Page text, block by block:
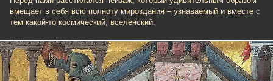
вмещает в себя всю полноту мироздания – узнаваемый и вместе с
тем какой-то космический, вселенский.